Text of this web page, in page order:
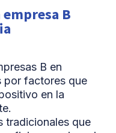
B
B en
por factores que
en la
tradicionales que